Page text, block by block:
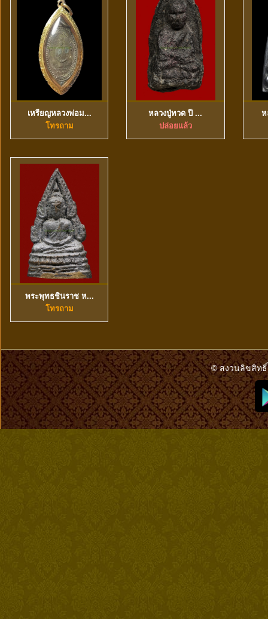
ดูข้อมูลเพิ่มเติม
เหรียญหลวงพ่อม...
โทรถาม
ดูข้อมูลเพิ่มเติม
หลวงปู่ทวด ปี ...
ปล่อยแล้ว
ดูข้อมูลเพิ่มเติม
พระพุทธชินราช ห...
โทรถาม
© สงวนลิขสิทธิ์